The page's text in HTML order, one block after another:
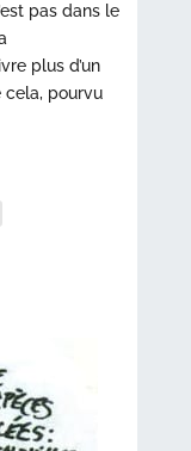
pas dans le
plus d’un
cela, pourvu